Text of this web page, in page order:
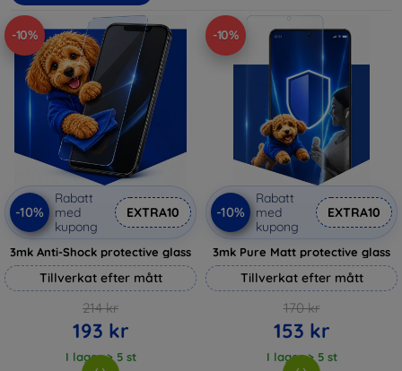
-10%
-10%
Rabatt
med
kupong
EXTRA10
3mk Anti-Shock protective glass
Tillverkat efter mått
214 kr
193 kr
I lager > 5 st
-10%
-10%
Rabatt
med
kupong
EXTRA10
3mk Pure Matt protective glass
Tillverkat efter mått
170 kr
153 kr
I lager > 5 st